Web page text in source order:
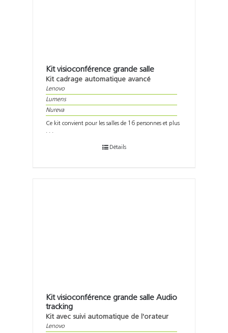
Kit visioconférence grande salle
Kit cadrage automatique avancé
Lenovo
Lumens
Nureva
Ce kit convient pour les salles de 16 personnes et plus
. . .
Détails
Kit visioconférence grande salle Audio
tracking
Kit avec suivi automatique de l'orateur
Lenovo